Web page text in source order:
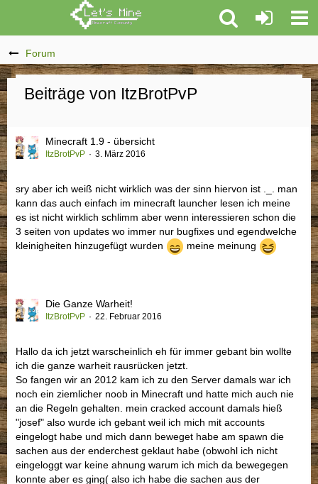
Forum
Beiträge von ItzBrotPvP
Minecraft 1.9 - übersicht
ItzBrotPvP 3. März 2016
sry aber ich weiß nicht wirklich was der sinn hiervon ist ._. man
kann das auch einfach im minecraft launcher lesen ich meine
es ist nicht wirklich schlimm aber wenn interessieren schon die
3 seiten von updates wo immer nur bugfixes und egendwelche
kleinigheiten hinzugefügt wurden
meine meinung
Die Ganze Warheit!
ItzBrotPvP 22. Februar 2016
Hallo da ich jetzt warscheinlich eh für immer gebant bin wollte
ich die ganze warheit rausrücken jetzt.
So fangen wir an 2012 kam ich zu den Server damals war ich
noch ein ziemlicher noob in Minecraft und hatte mich auch nie
an die Regeln gehalten. mein cracked account damals hieß
"josef" also wurde ich gebant weil ich mich mit accounts
eingelogt habe und mich dann beweget habe am spawn die
sachen aus der enderchest geklaut habe (obwohl ich nicht
eingeloggt war keine ahnung warum ich mich da bewegegen
konnte aber es ging( also ich habe die sachen aus der